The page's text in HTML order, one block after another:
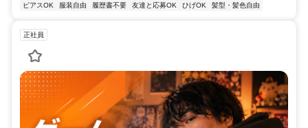
ピアスOK
服装自由 履歴書不要 友達と応募OK ひげOK 髪型・髪色自由
正社員